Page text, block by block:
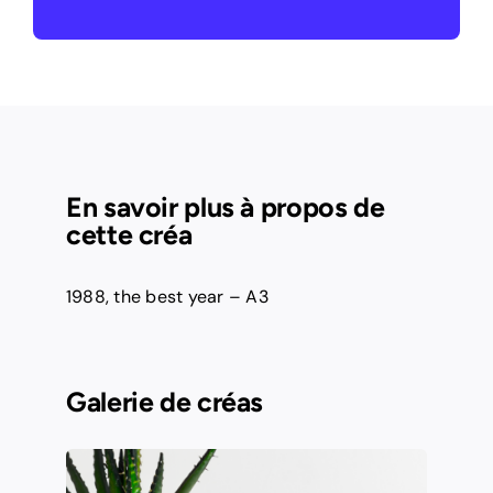
En savoir plus à propos de
cette créa
1988, the best year – A3
Galerie de créas